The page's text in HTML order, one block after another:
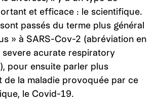
et efficace : le scientifique.
passés du terme plus général
» à SARS-Cov-2 (abréviation en
severe acurate respiratory
pour ensuite parler plus
de la maladie provoquée par ce
le Covid-19.